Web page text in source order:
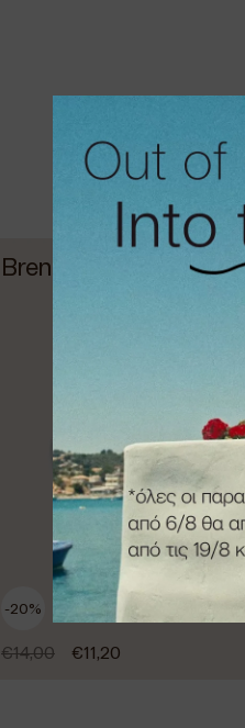
-20%
Brenda silver
€14,00 €11,20